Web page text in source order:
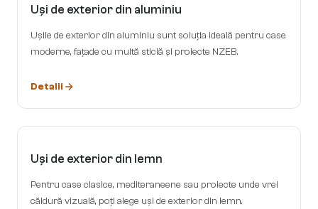
Uși de exterior din aluminiu
Ușile de exterior din aluminiu sunt soluția ideală pentru case
moderne, fațade cu multă sticlă și proiecte NZEB.
Detalii
Uși de exterior din lemn
Pentru case clasice, mediteraneene sau proiecte unde vrei
căldură vizuală, poți alege uși de exterior din lemn.